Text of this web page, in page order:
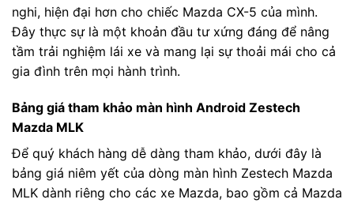
nghi, hiện đại hơn cho chiếc Mazda CX-5 của mình.
Đây thực sự là một khoản đầu tư xứng đáng để nâng
tầm trải nghiệm lái xe và mang lại sự thoải mái cho cả
gia đình trên mọi hành trình.
Bảng giá tham khảo màn hình Android Zestech
Mazda MLK
Để quý khách hàng dễ dàng tham khảo, dưới đây là
bảng giá niêm yết của dòng màn hình Zestech Mazda
MLK dành riêng cho các xe Mazda, bao gồm cả Mazda